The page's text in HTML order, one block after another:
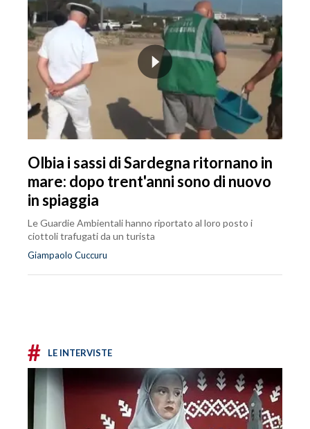
Olbia i sassi di Sardegna ritornano in
mare: dopo trent'anni sono di nuovo
in spiaggia
Le Guardie Ambientali hanno riportato al loro posto i
ciottoli trafugati da un turista
Giampaolo Cuccuru
# LE INTERVISTE